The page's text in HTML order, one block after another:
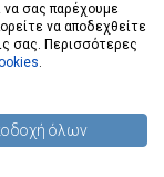
να σας παρέχουμε
να αποδεχθείτε
σας. Περισσότερες
.
όλων
(0) προϊόντα